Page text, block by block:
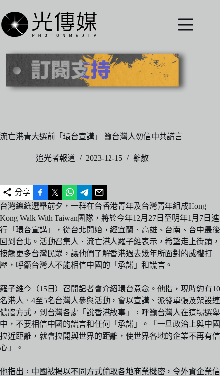
至
主
內
流亡港青大選前「環台宣講」 籲台灣人勿信中共謊言
追光者報道 2023-12-15 離散
分享
台灣總統選舉前夕，一群在台香港青年及台灣青年組成Hong
Kong Walk With Taiwan團隊，將於今年12月27日至明年1月7日進
行「環台宣講」，從台北開始，經宜蘭、高雄、台南、台中最後
回到台北。活動召集人、流亡港人羅子維表示，希望走上街頭，
接觸更多台灣民眾，讓他們了解香港過去幾年所面對的威權打
壓，呼籲台灣人不能相信中國的「承諾」和謊言。
羅子維今（15日）召開記者會介紹環台意念。他指，現時約有10
名港人、4至5名台灣人參與活動，會以宣講、派發單張及架設連
儂牆方式，到台灣各處「說香港故事」，呼籲台灣人在這場選舉
中，不要相信中國的謊言和任何「承諾」。「一旦政治上與中國
拉近距離，就會拉開與世界的距離，使世界各地的企業不再有信
心」。
他指出，中國被揭以不同方式偷取各地商業機密，令外資企業信